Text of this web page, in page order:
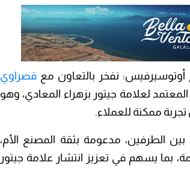
نفخر بالتعاون مع قصراوي
لعلامة جيتور بزهراء المعادي، وهو
ممكنة للعملاء.
الطرفين، مدعومة بثقة المصنع الأم،
بما يسهم في تعزيز انتشار علامة جيتور